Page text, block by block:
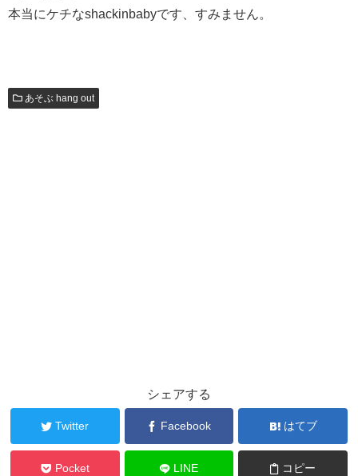
本当にケチなshackinbabyです、すみません。
あそぶ hang out
シェアする
Twitter Facebook はてブ
Pocket LINE コピー